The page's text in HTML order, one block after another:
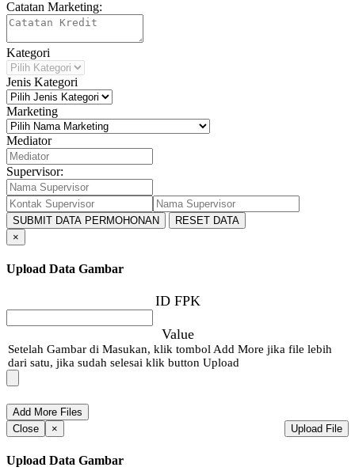
Catatan Marketing:
Kategori
Jenis Kategori
Marketing
Mediator
Supervisor:
SUBMIT DATA PERMOHONAN
RESET DATA
×
Upload Data Gambar
ID FPK
Value
Setelah Gambar di Masukan, klik tombol Add More jika file lebih
dari satu, jika sudah selesai klik button Upload
Upload File
Close ×
Upload Data Gambar